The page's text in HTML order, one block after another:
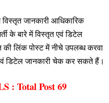
जानकारी आधिकारिक
के बारे में विस्तृत एवं डिटेल
लिंक पोस्ट में नीचे उपलब्ध करवा
एवं डिटेल जानकारी चेक कर सकते हैं।
: Total Post 69